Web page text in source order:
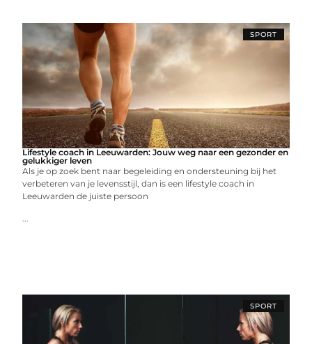
SPORT
Lifestyle coach in Leeuwarden: Jouw weg naar een gezonder en
gelukkiger leven
Als je op zoek bent naar begeleiding en ondersteuning bij het
verbeteren van je levensstijl, dan is een lifestyle coach in
Leeuwarden de juiste persoon
...
SPORT